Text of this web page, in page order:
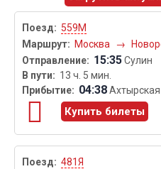
559М
Москва
→
15:35Сулин
13 ч. 5 мин.
04:38Ахтырская
Купить билеты
481Я